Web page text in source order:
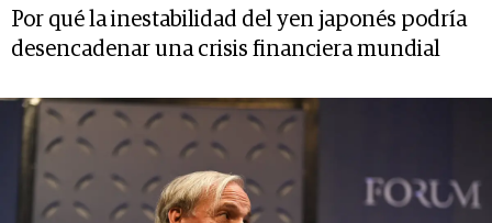
Por qué la inestabilidad del yen japonés podría
desencadenar una crisis financiera mundial